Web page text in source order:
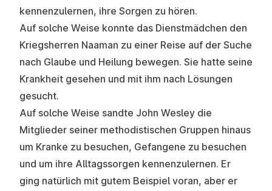
kennenzulernen, ihre Sorgen zu hören.
Auf solche Weise konnte das Dienstmädchen den
Kriegsherren Naaman zu einer Reise auf der Suche
nach Glaube und Heilung bewegen. Sie hatte seine
Krankheit gesehen und mit ihm nach Lösungen
gesucht.
Auf solche Weise sandte John Wesley die
Mitglieder seiner methodistischen Gruppen hinaus
um Kranke zu besuchen, Gefangene zu besuchen
und um ihre Alltagssorgen kennenzulernen. Er
ging natürlich mit gutem Beispiel voran, aber er